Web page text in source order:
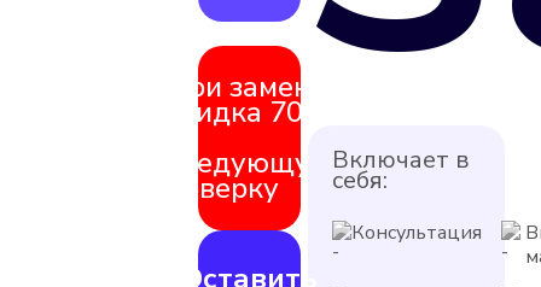
Включает в
себя:
Консультация
При замене
скидка 70%
следующую
поверку
Оставить